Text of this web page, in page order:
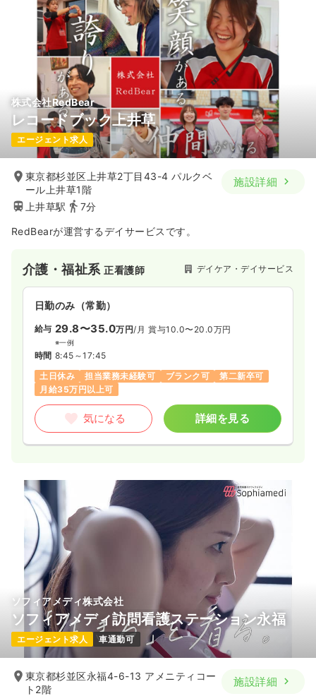
株式会社RedBear
レコードブック上井草
エージェント求人
東京都杉並区上井草2丁目43-4 パルクベ
ール上井草1階
上井草駅
7分
施設詳細
RedBearが運営するデイサービスです。
介護・福祉系正看護師 デイケア・デイサービス
日勤のみ（常勤）
給与 29.8〜35.0万円/月 賞与10.0〜20.0万円
※一例
時間 8:45～17:45
土日休み
担当業務未経験可 ブランク可
第二新卒可
月給35万円以上可
気になる 詳細を見る
ソフィアメディ株式会社
ソフィアメディ訪問看護ステーション永福
エージェント求人 車通勤可
東京都杉並区永福4-6-13 アメニティコー
ト2階
施設詳細